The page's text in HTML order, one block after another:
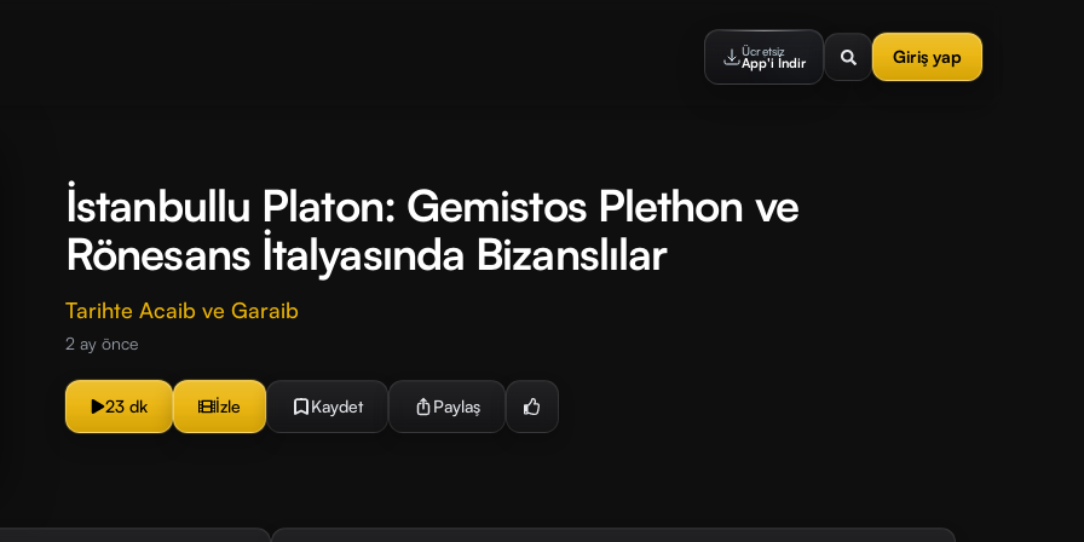
Ücretsiz
App'i İndir Giriş yap
İstanbullu Platon: Gemistos Plethon ve
Rönesans İtalyasında Bizanslılar
Tarihte Acaib ve Garaib
2 ay önce
23 dk İzle Kaydet Paylaş